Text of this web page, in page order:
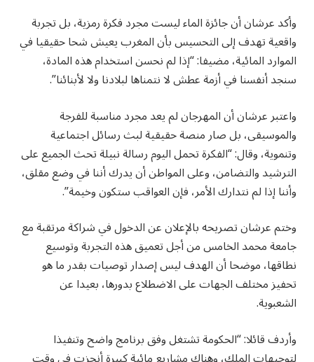
وأكد عرشان أن جائزة الماء ليست مجرد فكرة رمزية، بل تجربة
واقعية تهدف إلى التحسيس بأن المغرب يعيش شحا حقيقيا في
الموارد المائية، مضيفا: “إذا لم نحسن استخدام هذه المادة،
سنجد أنفسنا في أزمة عطش لا نتمناها لبلادنا ولا لأبنائنا”.
واعتبر عرشان أن المهرجان لم يعد مجرد مناسبة للفرجة
والموسيقى، بل صار منصة حقيقية لبث رسائل اجتماعية
وتنموية، وقال: “الفكرة تحمل اليوم رسالة نبيلة تحث الجميع على
الترشيد والتضامن، وعلى المواطن أن يدرك أننا في وضع مقلق،
وأننا إذا لم نتدارك الأمر، فإن العواقب ستكون وخيمة”.
وختم عرشان تصريحه بالإعلان عن الدخول في شراكة مرتقبة مع
جامعة محمد الخامس من أجل تعميق هذه التجربة وتوسيع
نطاقها، موضحا أن الهدف ليس إصدار توصيات بقدر ما هو
تحفيز مختلف الجهات على الاضطلاع بدورها، بعيدا عن
الشعبوية.
وأردف قائلا: “الحكومة تشتغل وفق برنامج واضح وتنفيذا